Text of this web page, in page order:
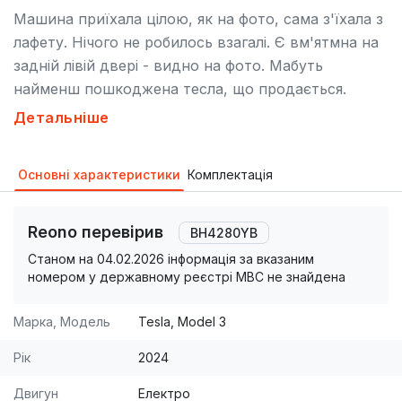
Машина приїхала цілою, як на фото, сама з'їхала з
лафету. Нічого не робилось взагалі. Є вм'ятмна на
задній лівій двері - видно на фото. Мабуть
найменш пошкоджена тесла, що продається.
Безпека вся ціла. Брали для себе, машина зручна,
Детальніше
Основні характеристики Комплектація
Reono перевірив
BH4280YB
Станом на 04.02.2026 інформація за вказаним
номером у державному реєстрі МВС не знайдена
Марка, Модель Tesla, Model 3
Рік 2024
Двигун Електро